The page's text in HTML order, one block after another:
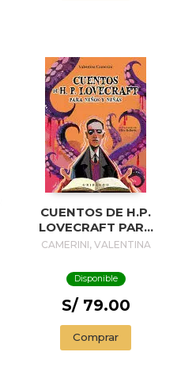
CUENTOS DE H.P.
LOVECRAFT PARA
NIÑOS Y NIÑAS
CAMERINI, VALENTINA
Disponible
S/ 79.00
Comprar